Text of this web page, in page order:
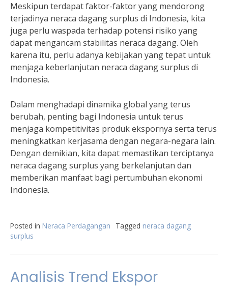
Meskipun terdapat faktor-faktor yang mendorong
terjadinya neraca dagang surplus di Indonesia, kita
juga perlu waspada terhadap potensi risiko yang
dapat mengancam stabilitas neraca dagang. Oleh
karena itu, perlu adanya kebijakan yang tepat untuk
menjaga keberlanjutan neraca dagang surplus di
Indonesia.
Dalam menghadapi dinamika global yang terus
berubah, penting bagi Indonesia untuk terus
menjaga kompetitivitas produk ekspornya serta terus
meningkatkan kerjasama dengan negara-negara lain.
Dengan demikian, kita dapat memastikan terciptanya
neraca dagang surplus yang berkelanjutan dan
memberikan manfaat bagi pertumbuhan ekonomi
Indonesia.
Posted in Neraca Perdagangan Tagged neraca dagang
surplus
Analisis Trend Ekspor